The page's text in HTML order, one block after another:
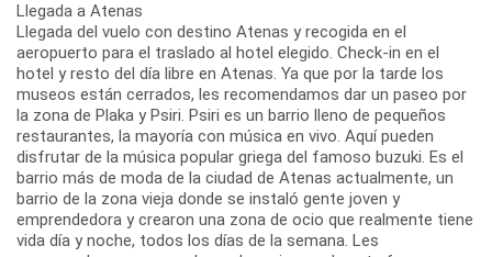
Llegada a Atenas
Llegada del vuelo con destino Atenas y recogida en el
aeropuerto para el traslado al hotel elegido. Check-in en el
hotel y resto del día libre en Atenas. Ya que por la tarde los
museos están cerrados, les recomendamos dar un paseo por
la zona de Plaka y Psiri. Psiri es un barrio lleno de pequeños
restaurantes, la mayoría con música en vivo. Aquí pueden
disfrutar de la música popular griega del famoso buzuki. Es el
barrio más de moda de la ciudad de Atenas actualmente, un
barrio de la zona vieja donde se instaló gente joven y
emprendedora y crearon una zona de ocio que realmente tiene
vida día y noche, todos los días de la semana. Les